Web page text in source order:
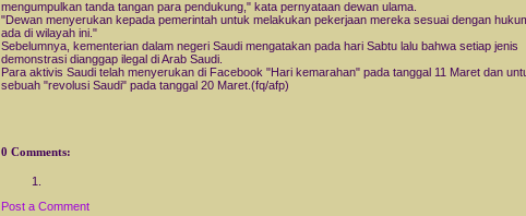
mengumpulkan tanda tangan para pendukung," kata pernyataan dewan ulama.
"Dewan menyerukan kepada pemerintah untuk melakukan pekerjaan mereka sesuai dengan
ada di wilayah ini."
Sebelumnya, kementerian dalam negeri Saudi mengatakan pada hari Sabtu lalu bahwa setiap jenis
demonstrasi dianggap ilegal di Arab Saudi.
Para aktivis Saudi telah menyerukan di Facebook "Hari kemarahan" pada tanggal 11 Maret dan
sebuah "revolusi Saudi" pada tanggal 20 Maret.(fq/afp)
0 Comments:
Post a Comment